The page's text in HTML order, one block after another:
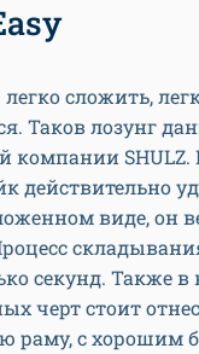
легко сложить,
Таков лозунг
компании SHULZ.
действительно
виде, он
секунд. Также в
черт стоит
раму, с хорошим